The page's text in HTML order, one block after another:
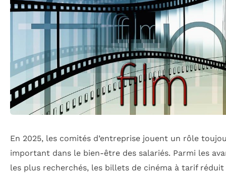
En 2025, les comités d’entreprise jouent un rôle
important dans le bien-être des salariés. Parmi les
les plus recherchés, les billets de cinéma à tarif réduit